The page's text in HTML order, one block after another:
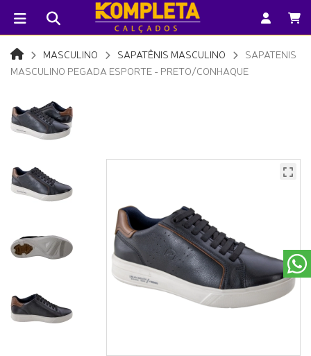
MASCULINO SAPATÊNIS MASCULINO
SAPATENIS
MASCULINO PEGADA ESPORTE - PRETO/CONHAQUE